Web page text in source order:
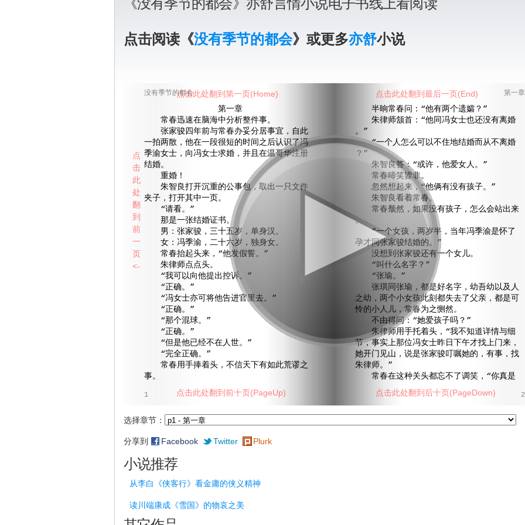
《没有季节的都会》亦舒言情小说电子书线上看阅读
点击阅读《没有季节的都会》或更多亦舒小说
没有季节的都会 第一章
第一章
常春迅速在脑海中分析整件事。
张家骏四年前与常春办妥分居事宜，自此
一拍两散，他在一段很短的时间之后认识了冯
季渝女士，向冯女士求婚，并且在温哥华注册
结婚。
重婚！
朱智良打开沉重的公事包，取出一只文件
夹子，打开其中一页。
“请看。”
那是一张结婚证书。
男：张家骏，三十五岁，单身汉。
女：冯季渝，二十六岁，独身女。
常春抬起头来，“他发假誓。”
朱律师点点头。
“我可以向他提出控诉。”
“正确。”
“冯女士亦可将他告进官里去。”
“正确。”
“那个混球。”
“正确。”
“但是他已经不在人世。”
“完全正确。”
常春用手捧着头，不信天下有如此荒谬之
事。
半晌常春问：“他有两个遗孀？”
朱律师颔首：“他同冯女士也还没有离婚
。”
“一个人怎么可以不住地结婚而从不离婚
？”
朱智良答：“或许，他爱女人。”
常春啼笑皆非。
忽然想起来，“他俩有没有孩子。”
朱智良看着常春。
常春颓然，如果没有孩子，怎么会站出来
。
“一个女孩，两岁半，当年冯季渝是怀了
孕才同张家骏结婚的。”
没想到张家骏还有一个女儿。
“叫什么名字？”
“张瑜。”
张琪同张瑜，都是好名字，幼吾幼以及人
之幼，两个小女孩此刻都失去了父亲，都是可
怜的小人儿，常春为之恻然。
不由得问：“她爱孩子吗？”
朱律师用手托着头，“我不知道详情与细
节，事实上那位冯女士昨日下午才找上门来，
她开门见山，说是张家骏叮嘱她的，有事，找
朱律师。”
常春在这种关头都忘不了调笑，“你真是
1 2
选择章节：
分享到 Facebook Twitter Plurk
点击此处翻到第一页(Home) 点击此处翻到最后一页(End)
点击此处翻到前十页(PageUp) 点击此处翻到后十页(PageDown)
点
击
此
处
翻
到
前
一
页
<-
小说推荐
从李白《侠客行》看金庸的侠义精神
读川端康成《雪国》的物哀之美